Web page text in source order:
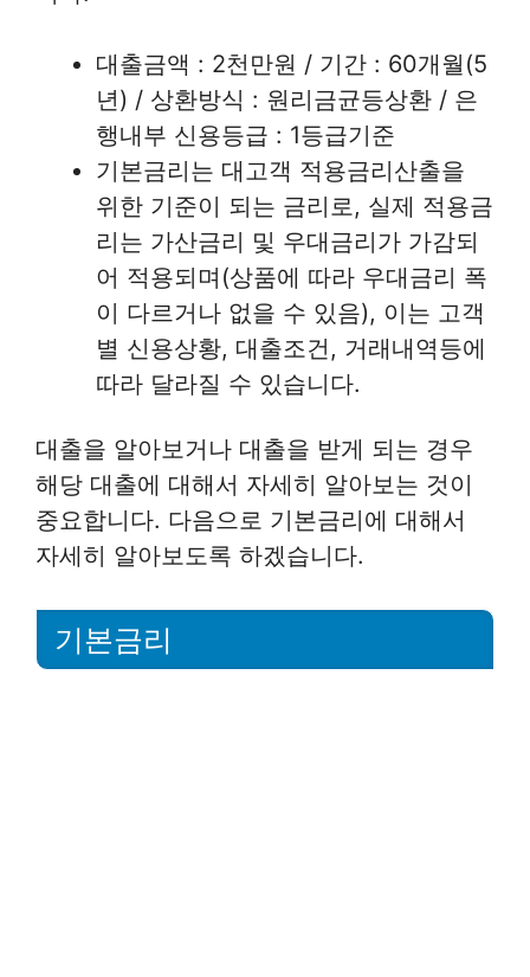
대출금액 : 2천만원 / 기간 : 60개월(5
년) / 상환방식 : 원리금균등상환 / 은
행내부 신용등급 : 1등급기준
기본금리는 대고객 적용금리산출을
위한 기준이 되는 금리로, 실제 적용금
리는 가산금리 및 우대금리가 가감되
어 적용되며(상품에 따라 우대금리 폭
이 다르거나 없을 수 있음), 이는 고객
별 신용상황, 대출조건, 거래내역등에
따라 달라질 수 있습니다.
대출을 알아보거나 대출을 받게 되는 경우
해당 대출에 대해서 자세히 알아보는 것이
중요합니다. 다음으로 기본금리에 대해서
자세히 알아보도록 하겠습니다.
기본금리